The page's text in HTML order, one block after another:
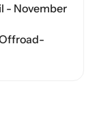
- November